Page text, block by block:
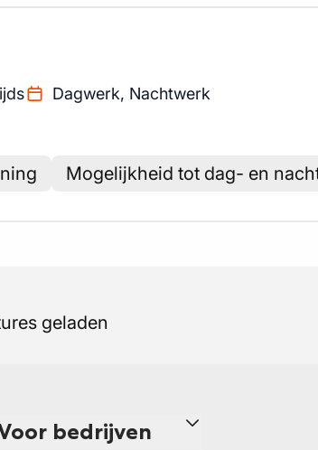
Dagwerk, Nachtwerk
Mogelijkheid tot dag- en
geladen
bedrijven